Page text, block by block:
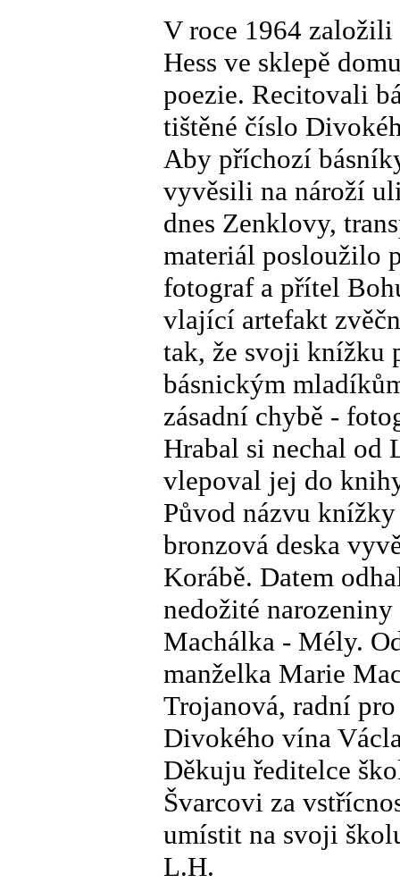
V roce 1964
Hess ve sklepě
poezie. Recitovali
tištěné číslo
Aby příchozí
vyvěsili na nároží
dnes Zenklovy,
materiál posloužilo
fotograf a přítel
vlající artefakt
tak, že svoji knížku
básnickým
zásadní chybě -
Hrabal si nechal od
vlepoval jej do
Původ názvu
bronzová deska
Korábě. Datem
nedožité
Machálka - Mély.
manželka Marie
Trojanová, radní
Divokého vína
Děkuju ředitelce
Švarcovi za
umístit na svoji
L.H.